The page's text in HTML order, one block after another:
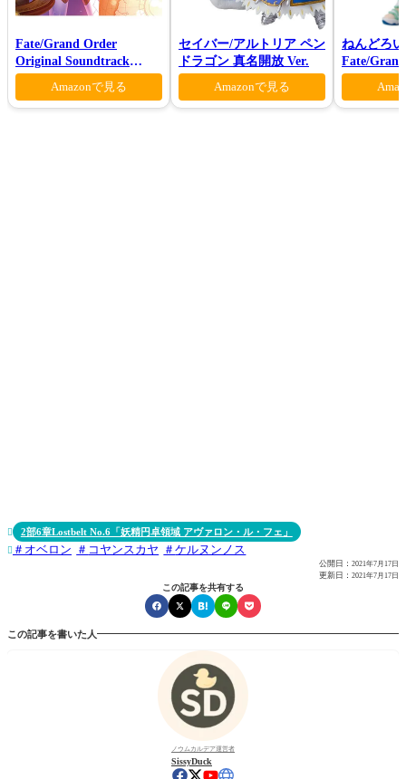
Fate/Grand Order
Original Soundtrack
VI(初回仕様限定盤)
Amazonで見る
セイバー/アルトリア ペン
ドラゴン 真名開放 Ver.
Amazonで見る
ねんどろ
Fate/
ンダー/オ
マー・プ
 2部6章Lostbelt No.6「妖精円卓領域 アヴァロン・ル・フェ」
 オベロン コヤンスカヤ ケルヌンノス
公開日： 2021年7月17日
更新日： 2021年7月17日
この記事を共有する
この記事を書いた人
ノウムカルデア運営者
SissyDuck